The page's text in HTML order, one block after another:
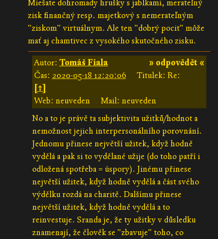
Miešate dohromady hrušky s jablkami, merateľný
zisk finančný resp. majetkový s nemerateľným
"ziskom" virtuálnym. Ale ten "dobrý pocit" môže
mať aj chamtivec z vysokého skutočného zisku.
» odpovědět «
Autor: Tomáš Fiala
Čas: 2020-05-18 12:20:06
Titulek: Re:
[↑]
Web: neuveden
Mail: neuveden
No a to je právě ta subjektivita užitků/hodnot a
nemožnost jejich interpersonálního porovnání.
Jednomu přinese největší užitek, když hodně
vydělá a pak si to vydělané užije (do toho patří i
odložená spotřeba = úspory). Jinému přinese
největší užitek, když hodně vydělá a část svého
výdělku rozdá na charitě. Dalšímu přinese
největší užitek, když hodně vydělá a to
reinvestuje. Sranda je, že ty užitky v důsledku
znamenají, že člověk se "zbavuje" toho, co